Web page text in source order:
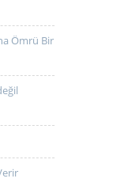
Ömrü Bir